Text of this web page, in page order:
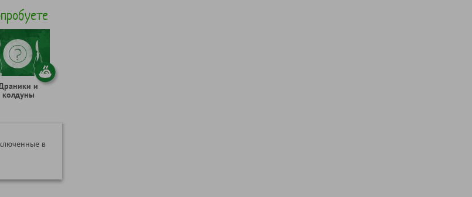
и
колдуны
в